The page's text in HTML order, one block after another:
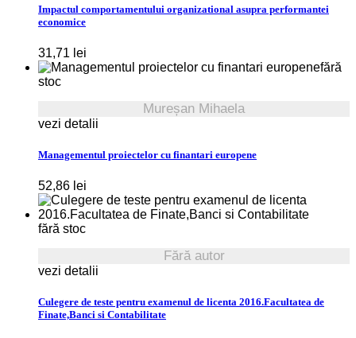
Impactul comportamentului organizational asupra performantei
economice
31,71 lei
fără
stoc
Mureșan Mihaela
vezi detalii
Managementul proiectelor cu finantari europene
52,86 lei
fără stoc
Fără autor
vezi detalii
Culegere de teste pentru examenul de licenta 2016.Facultatea de
Finate,Banci si Contabilitate